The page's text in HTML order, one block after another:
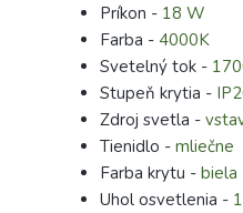
Príkon - 18 W
Farba - 4000K
Svetelný tok -
Stupeň krytia -
Zdroj svetla -
Tienidlo - mliečne
Farba krytu - biela
Uhol osvetlenia -